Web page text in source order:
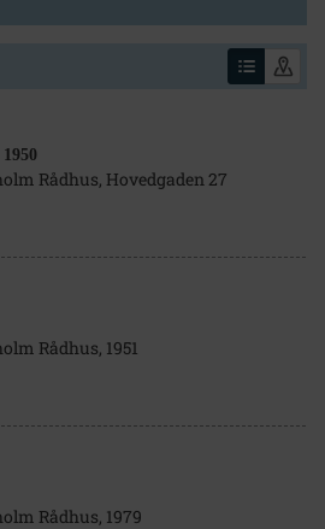
Rådhus, Hovedgaden 27
Rådhus, 1951
Rådhus, 1979